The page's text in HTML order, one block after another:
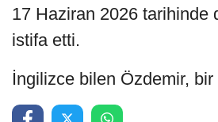
17 Haziran 2026 tarihinde
istifa etti.
İngilizce bilen Özdemir,